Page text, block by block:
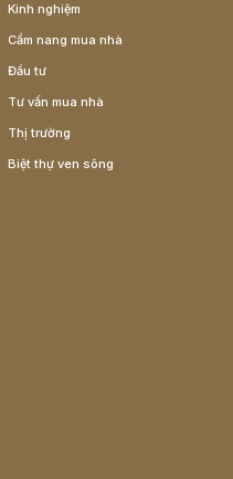
Kinh nghiệm
Cẩm nang mua nhà
Đầu tư
Tư vấn mua nhà
Thị trường
Biệt thự ven sông